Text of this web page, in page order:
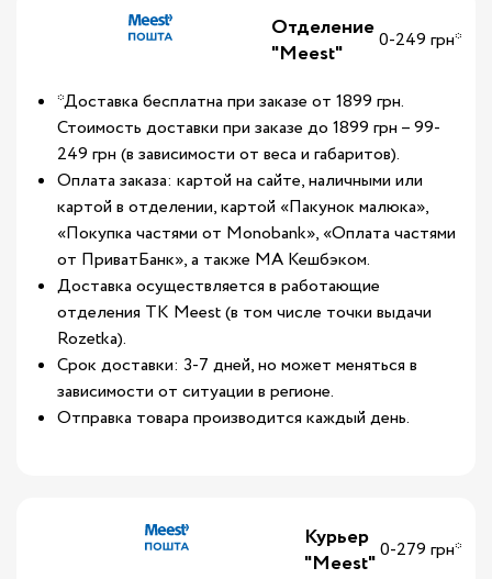
Отделение
"Meest"
0-249 грн*
*Доставка бесплатна при заказе от 1899 грн.
Стоимость доставки при заказе до 1899 грн – 99-
249 грн (в зависимости от веса и габаритов).
Оплата заказа: картой на сайте, наличными или
картой в отделении, картой «Пакунок малюка»,
«Покупка частями от Monobank», «Оплата частями
от ПриватБанк», а также МА Кешбэком.
Доставка осуществляется в работающие
отделения ТК Meest (в том числе точки выдачи
Rozetka).
Срок доставки: 3-7 дней, но может меняться в
зависимости от ситуации в регионе.
Отправка товара производится каждый день.
Курьер
"Meest"0-279 грн*